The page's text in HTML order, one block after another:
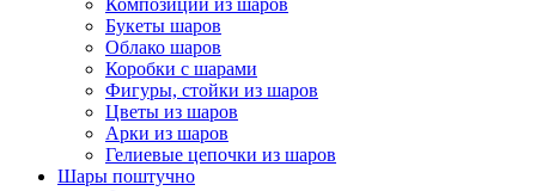
Композиции из шаров
Букеты шаров
Облако шаров
Коробки с шарами
Фигуры, стойки из шаров
Цветы из шаров
Арки из шаров
Гелиевые цепочки из шаров
Шары поштучно